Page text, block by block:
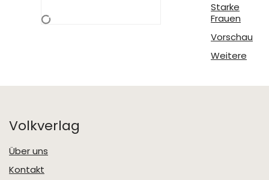
Starke
Frauen
Vorschau
Weitere
Volkverlag
Über uns
Kontakt